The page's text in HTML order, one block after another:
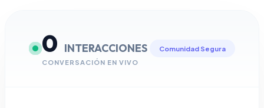
0 INTERACCIONES
CONVERSACIÓN EN VIVO
Comunidad Segura